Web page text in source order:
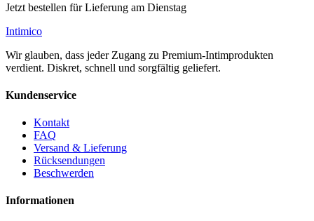
Jetzt bestellen für Lieferung am Dienstag
Intimico
Wir glauben, dass jeder Zugang zu Premium-Intimprodukten
verdient. Diskret, schnell und sorgfältig geliefert.
Kundenservice
Kontakt
FAQ
Versand & Lieferung
Rücksendungen
Beschwerden
Informationen